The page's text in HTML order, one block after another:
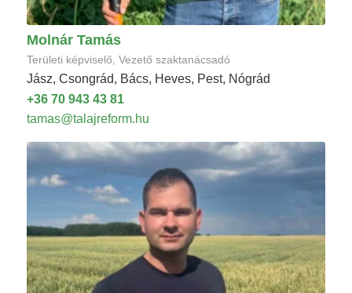
Molnár Tamás
Területi képviselő, Vezető szaktanácsadó
Jász, Csongrád, Bács, Heves, Pest, Nógrád
+36 70 943 43 81
tamas@talajreform.hu